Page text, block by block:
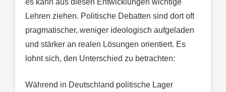
Lehren ziehen. Politische Debatten sind dort oft
pragmatischer, weniger ideologisch aufgeladen
und stärker an realen Lösungen orientiert. Es
lohnt sich, den Unterschied zu betrachten:
Während in Deutschland politische Lager